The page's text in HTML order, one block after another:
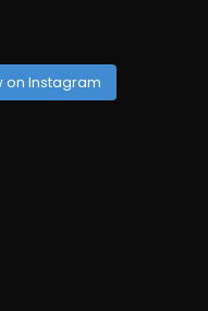
on Instagram